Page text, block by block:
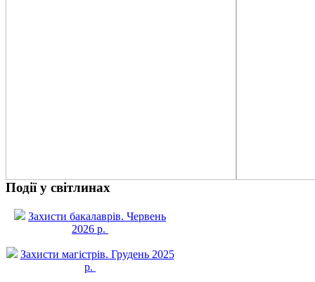
Події у світлинах
Захисти бакалаврів. Червень
2026 р.
Захисти магістрів. Грудень 2025
р.